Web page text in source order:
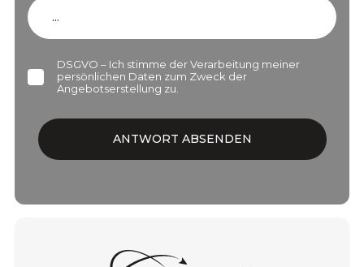
DSGVO – Ich stimme der Verarbeitung meiner
persönlichen Daten zum Zweck der
Angebotserstellung zu.